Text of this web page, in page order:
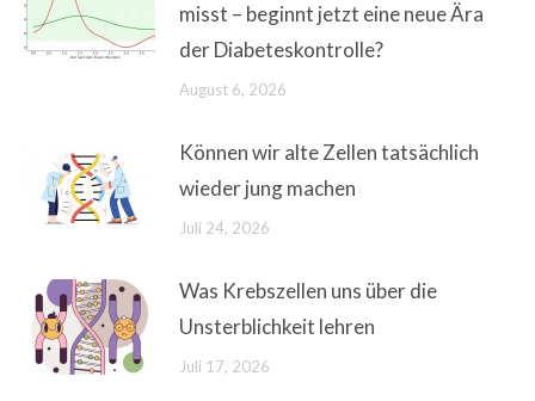
misst – beginnt jetzt eine neue Ära
der Diabeteskontrolle?
August 6, 2026
Können wir alte Zellen tatsächlich
wieder jung machen
Juli 24, 2026
Was Krebszellen uns über die
Unsterblichkeit lehren
Juli 17, 2026